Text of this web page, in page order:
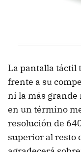
La pantalla táctil
frente a su
ni la más grande
en un término
resolución de
superior al resto